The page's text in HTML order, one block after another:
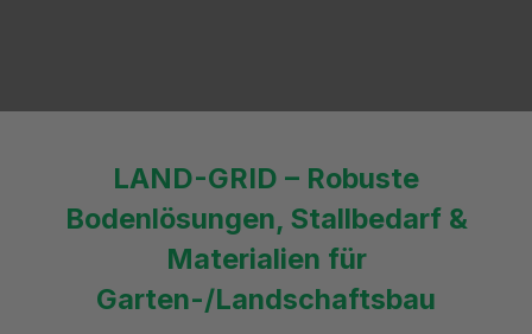
LAND-GRID – Robuste
Bodenlösungen, Stallbedarf &
Materialien für
Garten-/Landschaftsbau